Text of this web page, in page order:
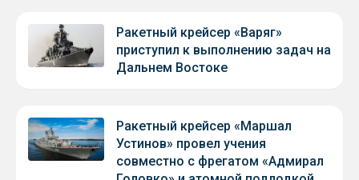
Ракетный крейсер «Варяг»
приступил к выполнению задач на
Дальнем Востоке
Ракетный крейсер «Маршал
Устинов» провел учения
совместно с фрегатом «Адмирал